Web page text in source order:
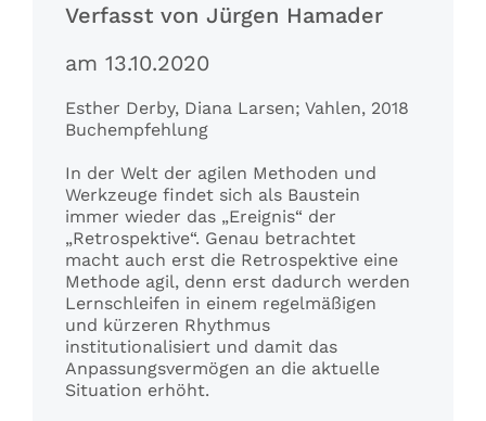
Verfasst von Jürgen Hamader
am 13.10.2020
Esther Derby, Diana Larsen; Vahlen, 2018
Buchempfehlung
In der Welt der agilen Methoden und
Werkzeuge findet sich als Baustein
immer wieder das „Ereignis“ der
„Retrospektive“. Genau betrachtet
macht auch erst die Retrospektive eine
Methode agil, denn erst dadurch werden
Lernschleifen in einem regelmäßigen
und kürzeren Rhythmus
institutionalisiert und damit das
Anpassungsvermögen an die aktuelle
Situation erhöht.